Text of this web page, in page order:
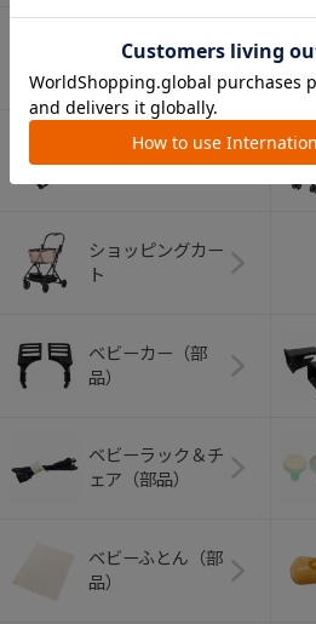
オーラルケア
アウトドアグッズ
ショッピングカー
ト
ベビーカー（部
品）
ベビーラック＆チ
ェア（部品）
ベビーふとん（部
品）